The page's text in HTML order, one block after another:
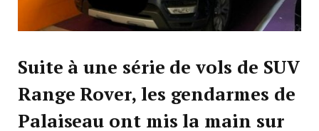
Suite à une série de vols de SUV
Range Rover, les gendarmes de
Palaiseau ont mis la main sur